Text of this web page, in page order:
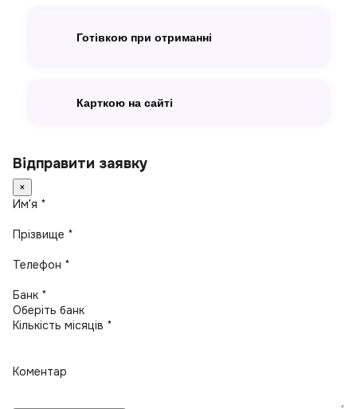
Готівкою при отриманні
Карткою на сайті
Відправити заявку
×
Имʼя *
Прізвище *
Телефон *
Банк *
Кількість місяців *
Коментар